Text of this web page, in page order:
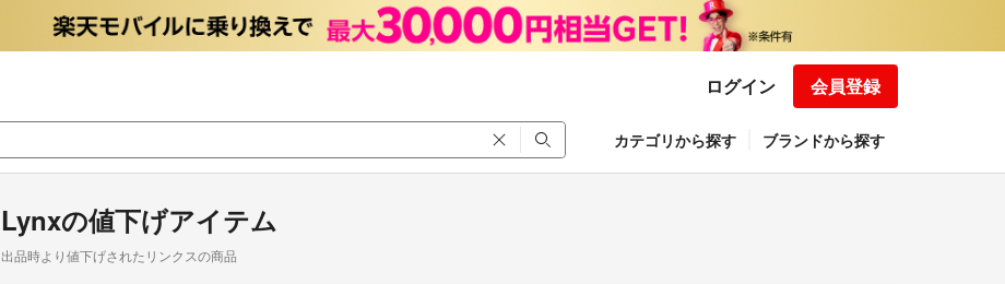
ログイン 会員登録
カテゴリから探す ブランドから探す
Lynxの値下げアイテム
出品時より値下げされたリンクスの商品